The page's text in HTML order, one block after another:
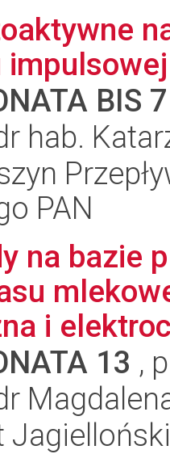
BIS 7
hab.
PAN
na bazie
i
13 ,